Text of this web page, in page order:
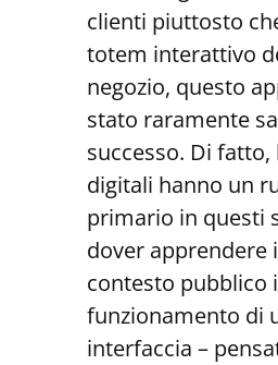
clienti piuttosto
totem interattivo
negozio, questo
stato raramente
successo. Di
digitali hanno un
primario in questi
dover apprendere
contesto pubblico
funzionamento di
interfaccia –